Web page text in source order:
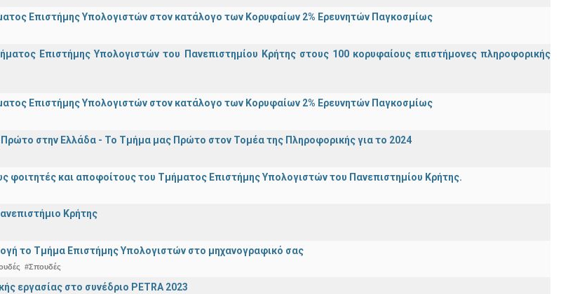
Επιστήμης Υπολογιστών στον κατάλογο των Κορυφαίων 2% Ερευνητών Παγκοσμίως
Επιστήμης Υπολογιστών του Πανεπιστημίου Κρήτης στους 100 κορυφαίους επιστήμονες πληροφορικής
Επιστήμης Υπολογιστών στον κατάλογο των Κορυφαίων 2% Ερευνητών Παγκοσμίως
στην Ελλάδα - Το Τμήμα μας Πρώτο στον Τομέα της Πληροφορικής για το 2024
φοιτητές και αποφοίτους του Τμήματος Επιστήμης Υπολογιστών του Πανεπιστημίου Κρήτης.
Κρήτης
το Τμήμα Επιστήμης Υπολογιστών στο μηχανογραφικό σας
#Σπουδές
εργασίας στο συνέδριο PETRA 2023